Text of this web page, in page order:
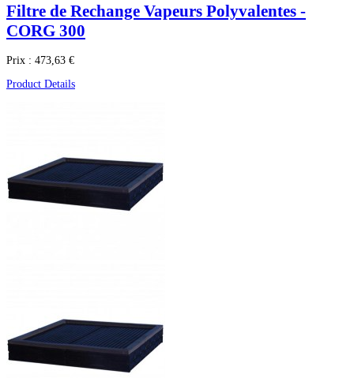
Filtre de Rechange Vapeurs Polyvalentes -
CORG 300
Prix : 473,63 €
Product Details